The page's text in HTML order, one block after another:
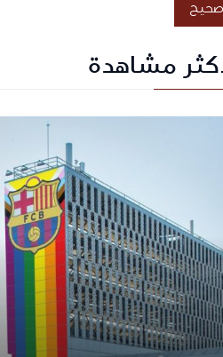
صحيح
مشاهدة